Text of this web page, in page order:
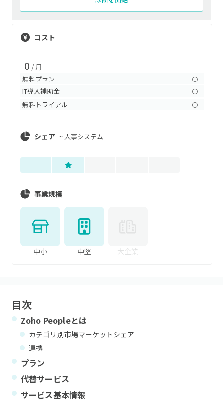
コスト
0 / 月
無料プラン 〇
IT導入補助金 〇
無料トライアル 〇
シェア ~ 人事システム
事業規模
中小 中堅 大企業
目次
Zoho Peopleとは
カテゴリ別市場マーケットシェア
連携
プラン
代替サービス
サービス基本情報